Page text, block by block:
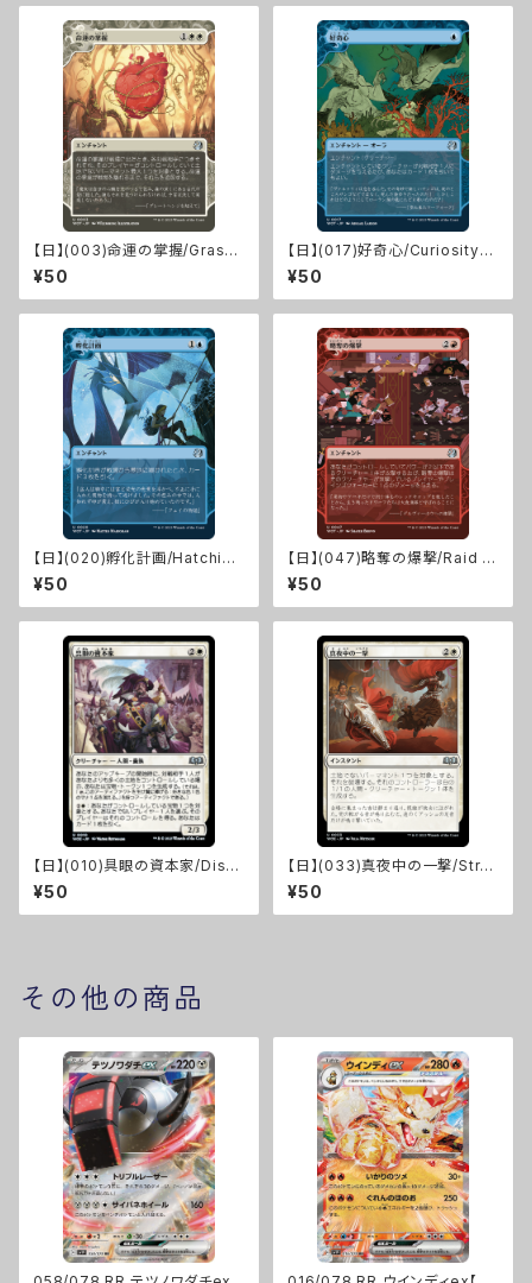
【日】(003)命運の掌握/Grasp
of Fate [WOT]
¥50
【日】(017)好奇心/Curiosity
[WOT]
¥50
【日】(020)孵化計画/Hatching
Plans [WOT]
¥50
【日】(047)略奪の爆撃/Raid B
ombardment [WOT]
¥50
【日】(010)具眼の資本家/Disc
erning Financier [WOE]
¥50
【日】(033)真夜中の一撃/Stro
ke of Midnight [WOE]
¥50
その他の商品